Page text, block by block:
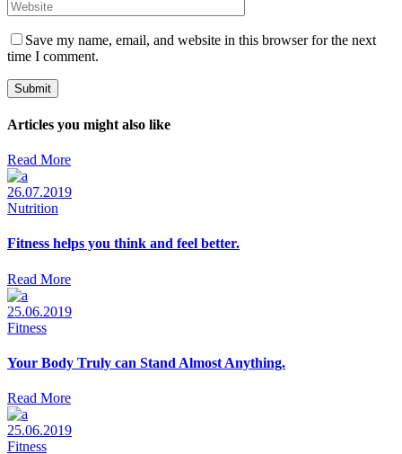
Save my name, email, and website in this browser for the next
time I comment.
Submit
Articles you might also like
Read More
26.07.2019
Nutrition
Fitness helps you think and feel better.
Read More
25.06.2019
Fitness
Your Body Truly can Stand Almost Anything.
Read More
25.06.2019
Fitness